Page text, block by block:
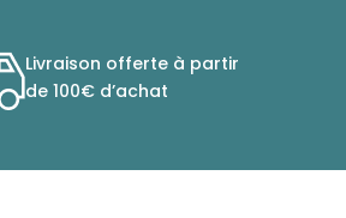
Livraison offerte à partir
de 100€ d’achat